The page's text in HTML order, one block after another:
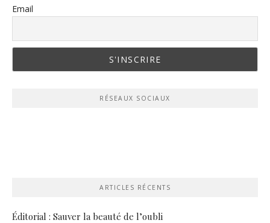
Email
RÉSEAUX SOCIAUX
ARTICLES RÉCENTS
Éditorial : Sauver la beauté de l’oubli